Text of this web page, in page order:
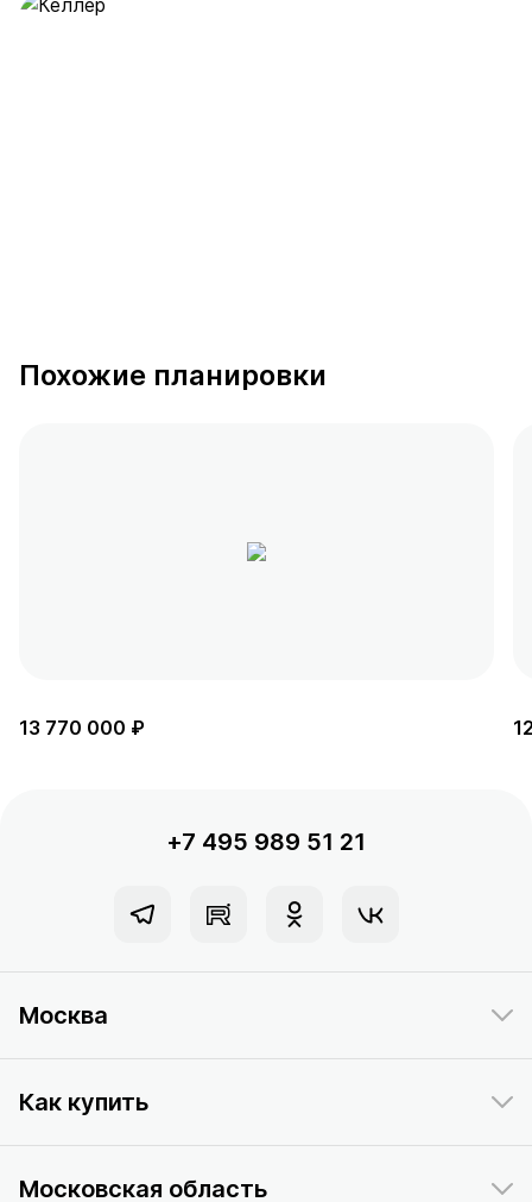
Похожие планировки
13 770 000 ₽
+7 495 989 51 21
Москва
Как купить
Московская область